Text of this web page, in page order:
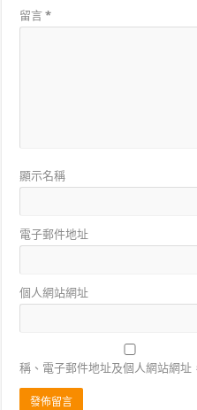
留言*
顯示名稱
電子郵件地址
個人網站網址
稱、電子郵件地址及個人網站網址